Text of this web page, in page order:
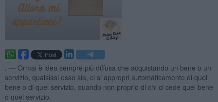
. — Ormai è idea sempre più diffusa che acquistando un bene o un
servizio, qualsiasi esso sia, ci si appropri automaticamente di quel
bene o di quel servizio, quando non proprio di chi ci cede quel bene
o quel servizio.